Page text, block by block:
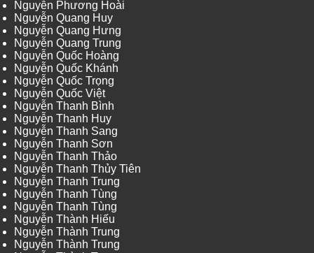
Nguyễn Phương Hoài
Nguyễn Quang Huy
Nguyễn Quang Hưng
Nguyễn Quang Trung
Nguyễn Quốc Hoàng
Nguyễn Quốc Khánh
Nguyễn Quốc Trọng
Nguyễn Quốc Việt
Nguyễn Thanh Bình
Nguyễn Thanh Huy
Nguyễn Thanh Sang
Nguyễn Thanh Sơn
Nguyễn Thanh Thảo
Nguyễn Thanh Thủy Tiên
Nguyễn Thanh Trung
Nguyễn Thanh Tùng
Nguyễn Thanh Tùng
Nguyễn Thành Hiếu
Nguyễn Thành Trung
Nguyễn Thành Trung